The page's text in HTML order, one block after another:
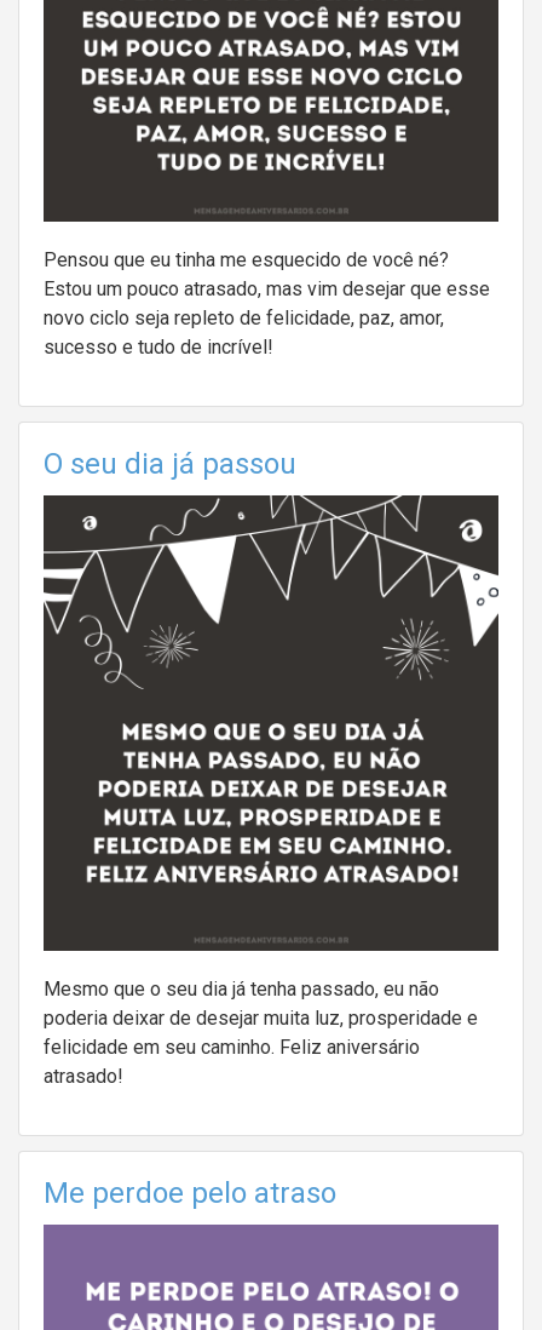
Pensou que eu tinha me esquecido de você né?
Estou um pouco atrasado, mas vim desejar que esse
novo ciclo seja repleto de felicidade, paz, amor,
sucesso e tudo de incrível!
O seu dia já passou
Mesmo que o seu dia já tenha passado, eu não
poderia deixar de desejar muita luz, prosperidade e
felicidade em seu caminho. Feliz aniversário
atrasado!
Me perdoe pelo atraso